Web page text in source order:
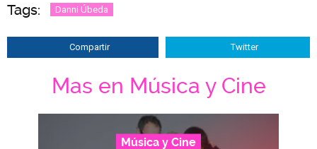
Tags: Danni Úbeda
Compartir Twitter
Mas en Música y Cine
Música y Cine